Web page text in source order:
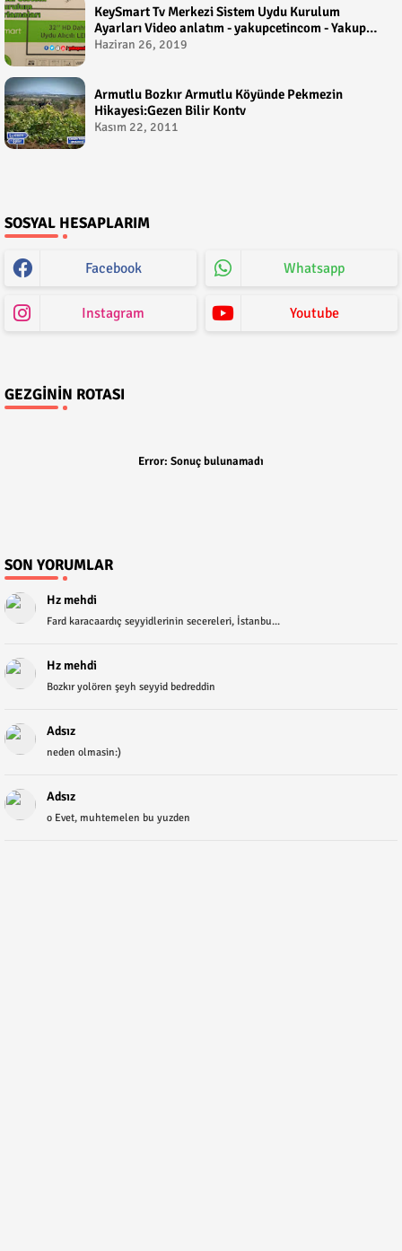
KeySmart Tv Merkezi Sistem Uydu Kurulum
Ayarları Video anlatım - yakupcetincom - Yakup
Çetin
Haziran 26, 2019
Armutlu Bozkır Armutlu Köyünde Pekmezin
Hikayesi:Gezen Bilir Kontv
Kasım 22, 2011
SOSYAL HESAPLARIM
Facebook Whatsapp
Instagram Youtube
GEZGININ ROTASI
Error: Sonuç bulunamadı
SON YORUMLAR
Hz mehdi
Fard karacaardıç seyyidlerinin secereleri, İstanbu...
Hz mehdi
Bozkır yolören şeyh seyyid bedreddin
Adsız
neden olmasin:)
Adsız
o Evet, muhtemelen bu yuzden